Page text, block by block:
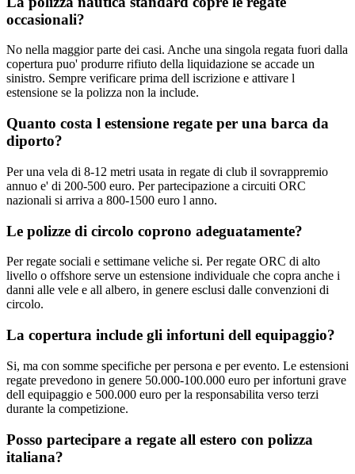
occasionali?
No nella maggior parte dei casi. Anche una singola regata fuori dalla
copertura puo' produrre rifiuto della liquidazione se accade un
sinistro. Sempre verificare prima dell iscrizione e attivare l
estensione se la polizza non la include.
Quanto costa l estensione regate per una barca da
diporto?
Per una vela di 8-12 metri usata in regate di club il sovrappremio
annuo e' di 200-500 euro. Per partecipazione a circuiti ORC
nazionali si arriva a 800-1500 euro l anno.
Le polizze di circolo coprono adeguatamente?
Per regate sociali e settimane veliche si. Per regate ORC di alto
livello o offshore serve un estensione individuale che copra anche i
danni alle vele e all albero, in genere esclusi dalle convenzioni di
circolo.
La copertura include gli infortuni dell equipaggio?
Si, ma con somme specifiche per persona e per evento. Le estensioni
regate prevedono in genere 50.000-100.000 euro per infortuni grave
dell equipaggio e 500.000 euro per la responsabilita verso terzi
durante la competizione.
Posso partecipare a regate all estero con polizza
italiana?